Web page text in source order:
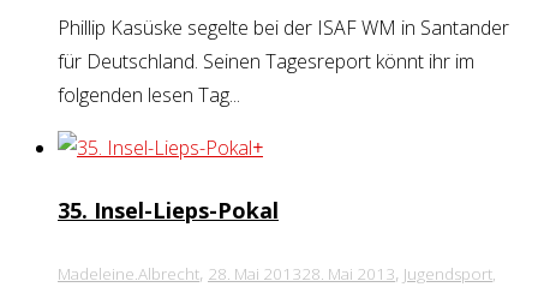
Phillip Kasüske segelte bei der ISAF WM in Santander
für Deutschland. Seinen Tagesreport könnt ihr im
folgenden lesen Tag...
+
35. Insel-Lieps-Pokal
Madeleine.Albrecht, 28. Mai 201328. Mai 2013, Jugendsport,